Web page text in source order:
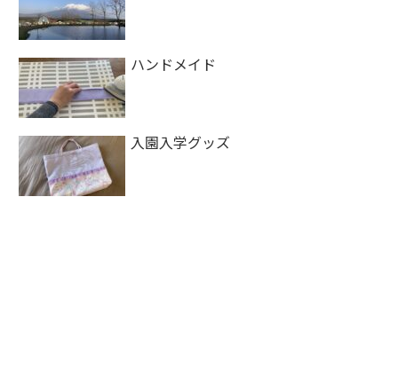
ハンドメイド
入園入学グッズ